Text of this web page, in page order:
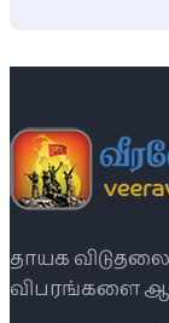
தாயக
விபரங்களை